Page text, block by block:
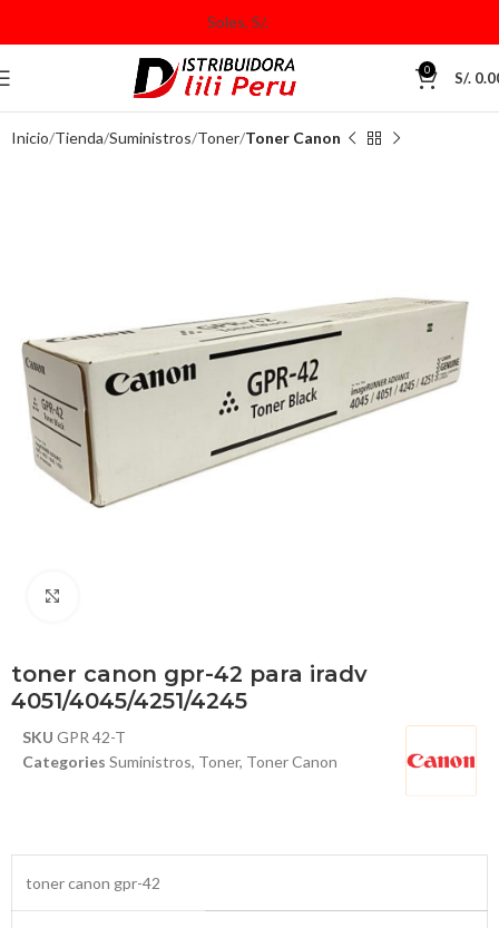
0 S/.
Inicio Tienda Suministros Toner Toner Canon
toner canon gpr-42 para iradv
4051/4045/4251/4245
SKU GPR 42-T
Categories Suministros, Toner, Toner Canon
toner canon gpr-42